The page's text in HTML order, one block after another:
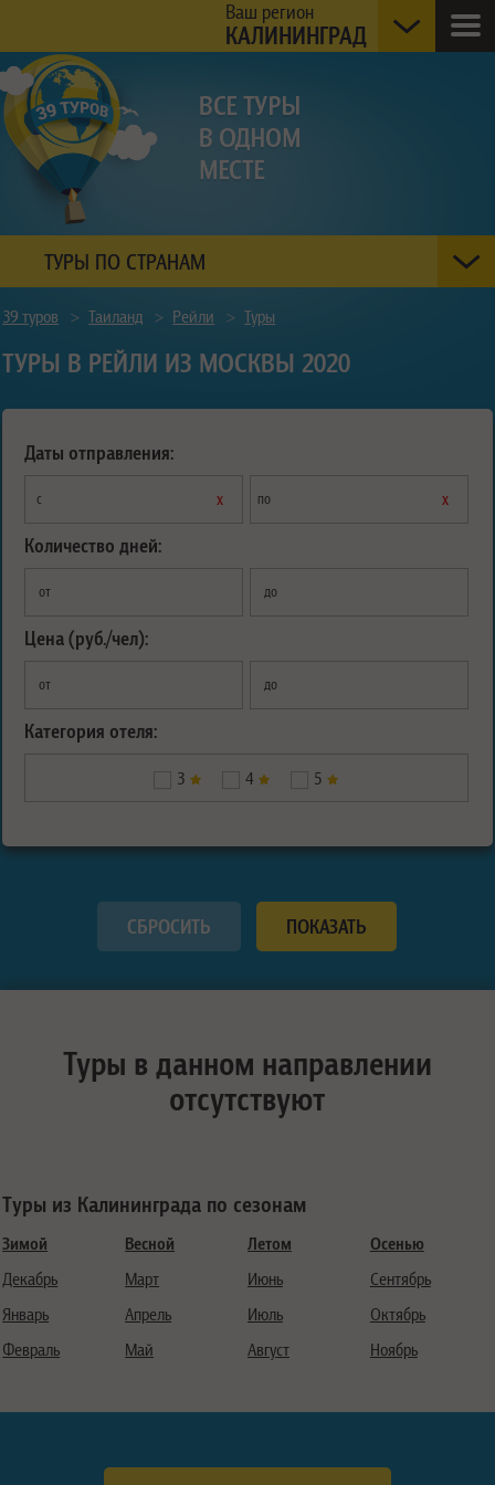
Ваш регион
КАЛИНИНГРАД
ТУРЫ ПО СТРАНАМ
39 туров > Таиланд > Рейли > Туры
ТУРЫ В РЕЙЛИ ИЗ МОСКВЫ 2020
Даты отправления:
с х по х
Количество дней:
от до
Цена (руб./чел):
от до
Категория отеля:
3 4 5
Туры в данном направлении
отсутствуют
Туры из Калининграда по сезонам
Зимой
Декабрь
Январь
Февраль
Весной
Март
Апрель
Май
Летом
Июнь
Июль
Август
Осенью
Сентябрь
Октябрь
Ноябрь